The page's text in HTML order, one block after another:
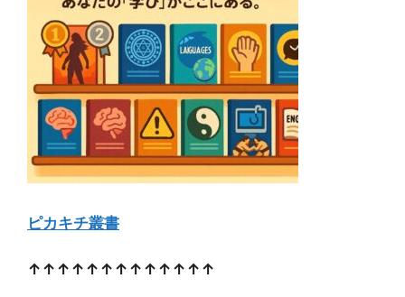
ピカキチ叢書
↑↑↑↑↑↑↑↑↑↑↑↑↑